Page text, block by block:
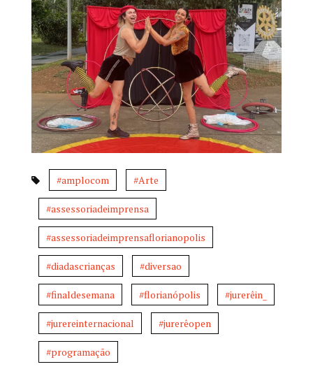
#amplocom #Arte
#assessoriadeimprensa
#assessoriadeimprensaflorianopolis
#diadascrianças #diversao
#finaldesemana #florianópolis #jurerêin_
#jurereinternacional #jurerêopen
#programação